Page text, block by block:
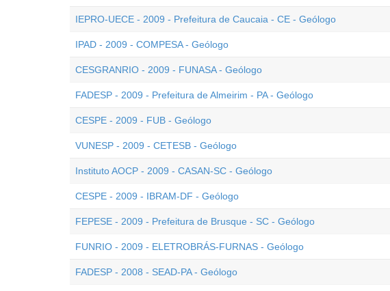
IEPRO-UECE - 2009 - Prefeitura de Caucaia - CE - Geólogo
IPAD - 2009 - COMPESA - Geólogo
CESGRANRIO - 2009 - FUNASA - Geólogo
FADESP - 2009 - Prefeitura de Almeirim - PA - Geólogo
CESPE - 2009 - FUB - Geólogo
VUNESP - 2009 - CETESB - Geólogo
Instituto AOCP - 2009 - CASAN-SC - Geólogo
CESPE - 2009 - IBRAM-DF - Geólogo
FEPESE - 2009 - Prefeitura de Brusque - SC - Geólogo
FUNRIO - 2009 - ELETROBRÁS-FURNAS - Geólogo
FADESP - 2008 - SEAD-PA - Geólogo